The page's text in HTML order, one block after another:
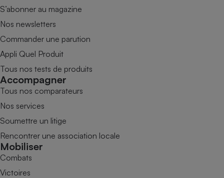
S’abonner au magazine
Nos newsletters
Commander une parution
Appli Quel Produit
Tous nos tests de produits
Accompagner
Tous nos comparateurs
Nos services
Soumettre un litige
Rencontrer une association locale
Mobiliser
Combats
Victoires